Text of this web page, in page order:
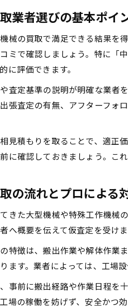
業者選びの基本ポイ
械の買取で満足できる結果を
ミで確認しましょう。特に
に評価できます。
査定基準の説明が明確な業者
張査定の有無、アフターフォ
見積もりを取ることで、適正
に確認しておきましょう。こ
の流れとプロによる
きた大型機械や特殊工作機械
へ概要を伝えて仮査定を受け
特徴は、搬出作業や解体作業
ます。業者によっては、工場
事前に搬出経路や作業日程を
場の稼働を妨げず、安全かつ